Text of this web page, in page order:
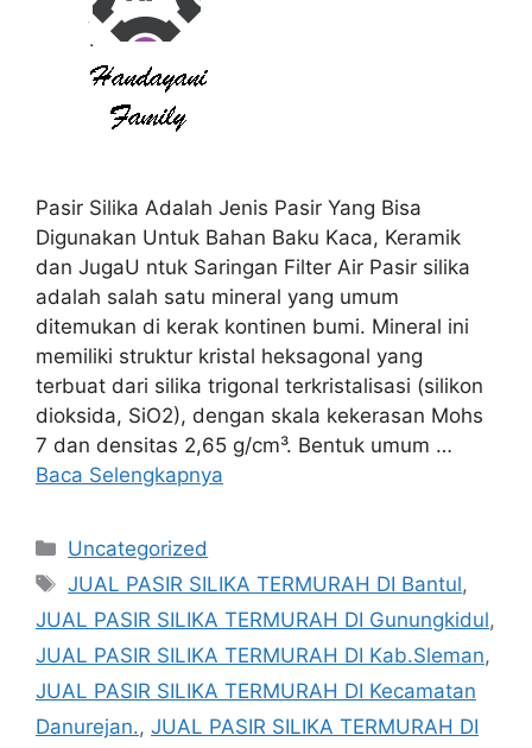
Pasir Silika Adalah Jenis Pasir Yang Bisa
Digunakan Untuk Bahan Baku Kaca, Keramik
dan JugaU ntuk Saringan Filter Air Pasir silika
adalah salah satu mineral yang umum
ditemukan di kerak kontinen bumi. Mineral ini
memiliki struktur kristal heksagonal yang
terbuat dari silika trigonal terkristalisasi (silikon
dioksida, SiO2), dengan skala kekerasan Mohs
7 dan densitas 2,65 g/cm³. Bentuk umum …
Baca Selengkapnya
Kategori
Uncategorized
Tag
JUAL PASIR SILIKA TERMURAH DI Bantul,
JUAL PASIR SILIKA TERMURAH DI Gunungkidul,
JUAL PASIR SILIKA TERMURAH DI Kab.Sleman,
JUAL PASIR SILIKA TERMURAH DI Kecamatan
Danurejan., JUAL PASIR SILIKA TERMURAH DI